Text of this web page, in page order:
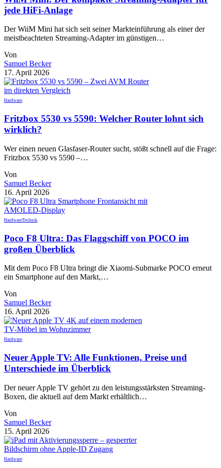
jede HiFi-Anlage
Der WiiM Mini hat sich seit seiner Markteinführung als einer der
meistbeachteten Streaming-Adapter im günstigen…
Von
Samuel Becker
17. April 2026
Hardware
Fritzbox 5530 vs 5590: Welcher Router lohnt sich
wirklich?
Wer einen neuen Glasfaser-Router sucht, stößt schnell auf die Frage:
Fritzbox 5530 vs 5590 –…
Von
Samuel Becker
16. April 2026
HardwareTechnik
Poco F8 Ultra: Das Flaggschiff von POCO im
großen Überblick
Mit dem Poco F8 Ultra bringt die Xiaomi-Submarke POCO erneut
ein Smartphone auf den Markt,…
Von
Samuel Becker
16. April 2026
Hardware
Neuer Apple TV: Alle Funktionen, Preise und
Unterschiede im Überblick
Der neuer Apple TV gehört zu den leistungsstärksten Streaming-
Boxen, die aktuell auf dem Markt erhältlich…
Von
Samuel Becker
15. April 2026
Hardware